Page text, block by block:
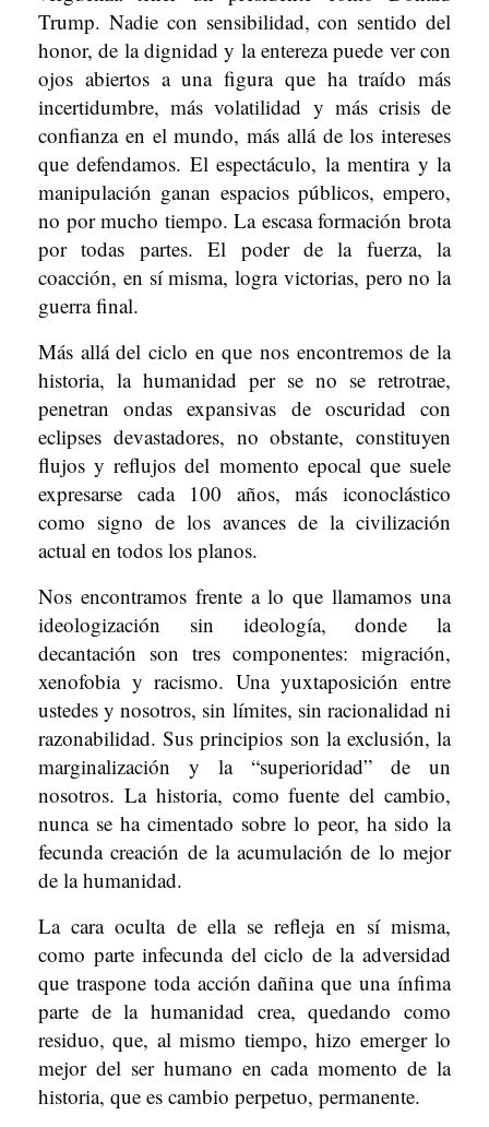
Trump. Nadie con sensibilidad, con sentido del
honor, de la dignidad y la entereza puede ver con
ojos abiertos a una figura que ha traído más
incertidumbre, más volatilidad y más crisis de
confianza en el mundo, más allá de los intereses
que defendamos. El espectáculo, la mentira y la
manipulación ganan espacios públicos, empero,
no por mucho tiempo. La escasa formación brota
por todas partes. El poder de la fuerza, la
coacción, en sí misma, logra victorias, pero no la
guerra final.
Más allá del ciclo en que nos encontremos de la
historia, la humanidad per se no se retrotrae,
penetran ondas expansivas de oscuridad con
eclipses devastadores, no obstante, constituyen
flujos y reflujos del momento epocal que suele
expresarse cada 100 años, más iconoclástico
como signo de los avances de la civilización
actual en todos los planos.
Nos encontramos frente a lo que llamamos una
ideologización sin ideología, donde la
decantación son tres componentes: migración,
xenofobia y racismo. Una yuxtaposición entre
ustedes y nosotros, sin límites, sin racionalidad ni
razonabilidad. Sus principios son la exclusión, la
marginalización y la “superioridad” de un
nosotros. La historia, como fuente del cambio,
nunca se ha cimentado sobre lo peor, ha sido la
fecunda creación de la acumulación de lo mejor
de la humanidad.
La cara oculta de ella se refleja en sí misma,
como parte infecunda del ciclo de la adversidad
que traspone toda acción dañina que una ínfima
parte de la humanidad crea, quedando como
residuo, que, al mismo tiempo, hizo emerger lo
mejor del ser humano en cada momento de la
historia, que es cambio perpetuo, permanente.